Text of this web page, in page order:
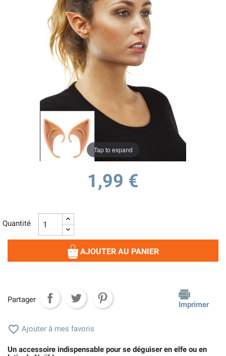
Tap to expand
1,99 €
Quantité
AJOUTER AU PANIER
Partager
Imprimer
 Ajouter à mes favoris
Un accessoire indispensable pour se déguiser en elfe ou en